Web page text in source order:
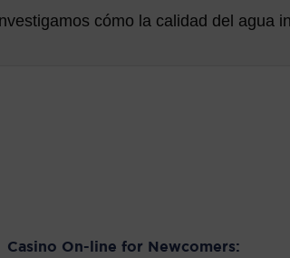
Casino On-line for Newcomers: